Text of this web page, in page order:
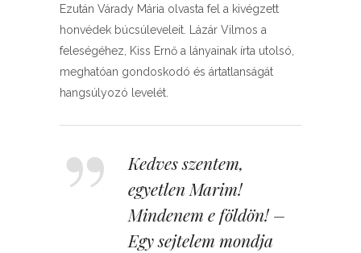
Ezután Várady Mária olvasta fel a kivégzett
honvédek búcsúleveleit. Lázár Vilmos a
feleségéhez, Kiss Ernő a lányainak írta utolsó,
meghatóan gondoskodó és ártatlanságát
hangsúlyozó levelét.
Kedves szentem,
egyetlen Marim!
Mindenem e földön! –
Egy sejtelem mondja